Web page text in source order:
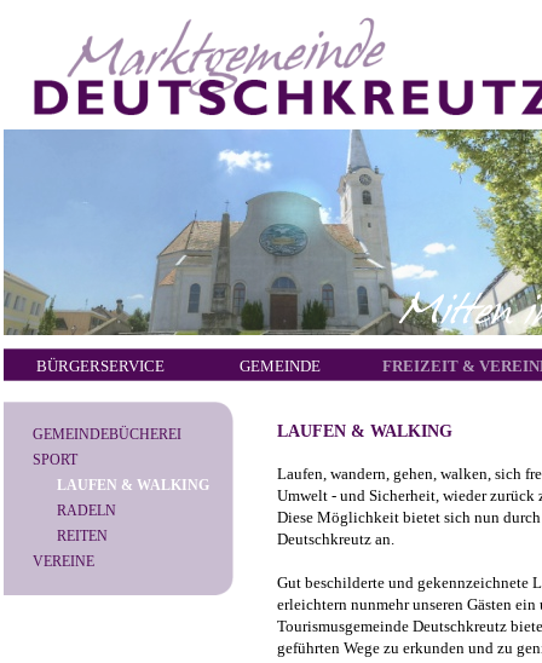
BÜRGERSERVICE GEMEINDE FREIZEIT &
GEMEINDEBÜCHEREI
SPORT
LAUFEN & WALKING
RADELN
REITEN
VEREINE
LAUFEN & WALKING
Laufen, wandern, gehen, walken, sich
Umwelt - und Sicherheit, wieder zurück
Diese Möglichkeit bietet sich nun
Deutschkreutz an.
Gut beschilderte und gekennzeichnete
erleichtern nunmehr unseren Gästen
Tourismusgemeinde Deutschkreutz
geführten Wege zu erkunden und zu